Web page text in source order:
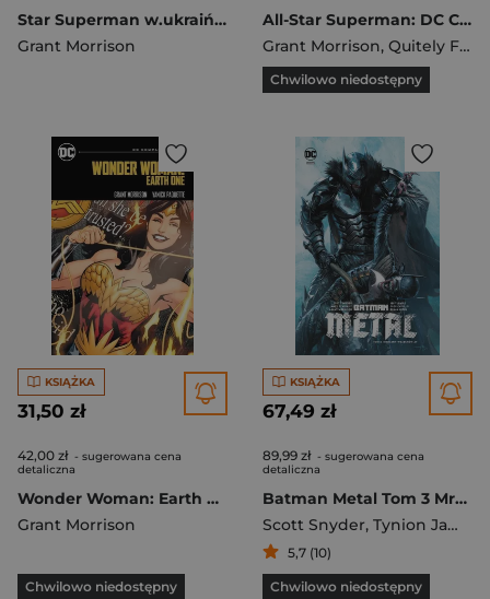
Star Superman w.ukraińska
Grant Morrison
All-Star Superman: DC Compact Comics Edition
Grant Morrison, Quitely Frank
Chwilowo niedostępny
KSIĄŻKA
31,50 zł
42,00 zł - sugerowana cena
detaliczna
Wonder Woman: Earth One: DC Compact Comics Edition
Grant Morrison
Chwilowo niedostępny
KSIĄŻKA
67,49 zł
89,99 zł - sugerowana cena
detaliczna
Batman Metal Tom 3 Mroczny wszechświat
Scott Snyder, Tynion James
5,7 (10)
Chwilowo niedostępny